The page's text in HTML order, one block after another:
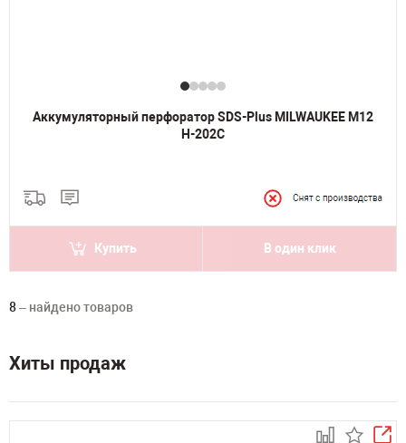
Аккумуляторный перфоратор SDS-Plus MILWAUKEE M12
H-202C
Купить В один клик
8– найдено товаров
Хиты продаж